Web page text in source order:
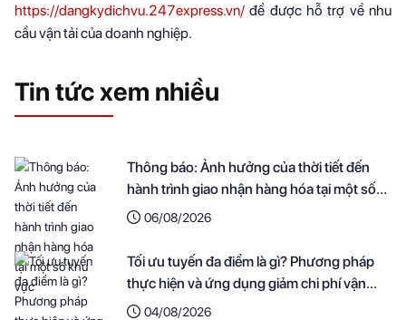
https://dangkydichvu.247express.vn/ để được hỗ trợ về nhu
cầu vận tải của doanh nghiệp.
Tin tức xem nhiều
Thông báo: Ảnh hưởng của thời tiết đến
hành trình giao nhận hàng hóa tại một số
khu vực
06/08/2026
Tối ưu tuyến đa điểm là gì? Phương pháp
thực hiện và ứng dụng giảm chi phí vận
chuyển cho doanh nghiệp
04/08/2026